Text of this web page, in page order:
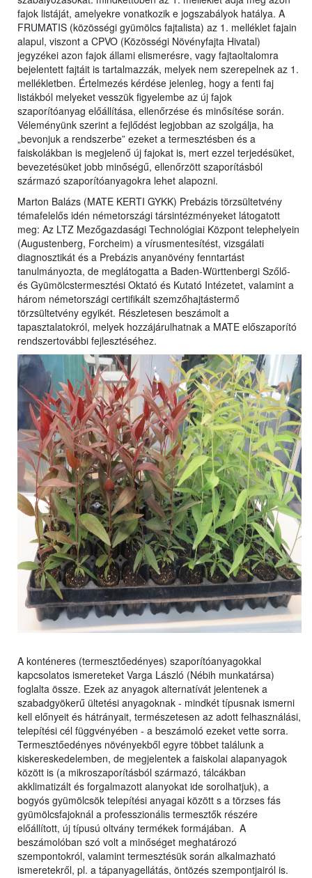
fajok listáját, amelyekre vonatkozik e jogszabályok hatálya. A
FRUMATIS (közösségi gyümölcs fajtalista) az 1. melléklet fajain
alapul, viszont a CPVO (Közösségi Növényfajta Hivatal)
jegyzékei azon fajok állami elismerésre, vagy fajtaoltalomra
bejelentett fajtáit is tartalmazzák, melyek nem szerepelnek az 1.
mellékletben. Értelmezés kérdése jelenleg, hogy a fenti faj
listákból melyeket vesszük figyelembe az új fajok
szaporítóanyag előállítása, ellenőrzése és minősítése során.
Véleményünk szerint a fejlődést legjobban az szolgálja, ha
„bevonjuk a rendszerbe” ezeket a termesztésben és a
faiskolákban is megjelenő új fajokat is, mert ezzel terjedésüket,
bevezetésüket jobb minőségű, ellenőrzött szaporításból
származó szaporítóanyagokra lehet alapozni.
Marton Balázs (MATE KERTI GYKK) Prebázis törzsültetvény
témafelelős idén németországi társintézményeket látogatott
meg: Az LTZ Mezőgazdasági Technológiai Központ telephelyein
(Augustenberg, Forcheim) a vírusmentesítést, vizsgálati
diagnosztikát és a Prebázis anyanövény fenntartást
tanulmányozta, de meglátogatta a Baden-Württenbergi Szőlő-
és Gyümölcstermesztési Oktató és Kutató Intézetet, valamint a
három németországi certifikált szemzőhajtástermő
törzsültetvény egyikét. Részletesen beszámolt a
tapasztalatokról, melyek hozzájárulhatnak a MATE előszaporító
rendszertovábbi fejlesztéséhez.
A konténeres (termesztőedényes) szaporítóanyagokkal
kapcsolatos ismereteket Varga László (Nébih munkatársa)
foglalta össze. Ezek az anyagok alternatívát jelentenek a
szabadgyökerű ültetési anyagoknak - mindkét típusnak ismerni
kell előnyeit és hátrányait, természetesen az adott felhasználási,
telepítési cél függvényében - a beszámoló ezeket vette sorra.
Termesztőedényes növényekből egyre többet találunk a
kiskereskedelemben, de megjelentek a faiskolai alapanyagok
között is (a mikroszaporításból származó, tálcákban
akklimatizált és forgalmazott alanyokat ide sorolhatjuk), a
bogyós gyümölcsök telepítési anyagai között s a törzses fás
gyümölcsfajoknál a professzionális termesztők részére
előállított, új típusú oltvány termékek formájában. A
beszámolóban szó volt a minőséget meghatározó
szempontokról, valamint termesztésük során alkalmazható
ismeretekről, pl. a tápanyagellátás, öntözés szempontjairól is.